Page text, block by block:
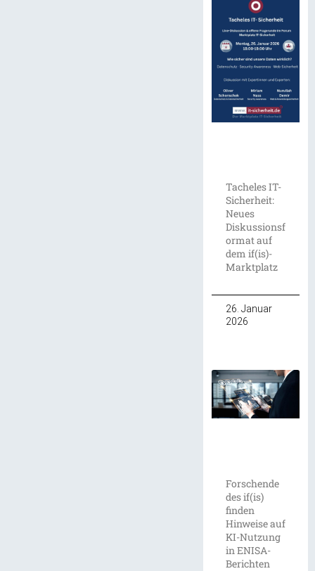
Tacheles IT-
Sicherheit:
Neues
Diskussionsf
ormat auf
dem if(is)-
Marktplatz
26. Januar
2026
Forschende
des if(is)
finden
Hinweise auf
KI-Nutzung
in ENISA-
Berichten